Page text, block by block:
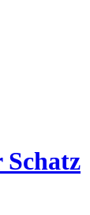
Schatz